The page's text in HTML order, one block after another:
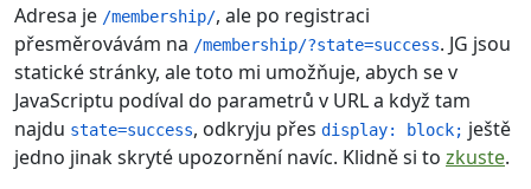
Adresa je /membership/, ale po registraci
přesměrovávám na /membership/?state=success. JG jsou
statické stránky, ale toto mi umožňuje, abych se v
JavaScriptu podíval do parametrů v URL a když tam
najdu state=success, odkryju přes display: block; ještě
jedno jinak skryté upozornění navíc. Klidně si to zkuste.